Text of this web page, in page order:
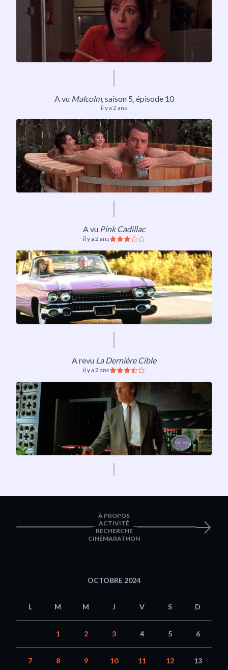
A vu Malcolm,saison 5, épisode 10
il y a 2 ans
A vu Pink Cadillac
il y a 2 ans
A revu La Dernière Cible
il y a 2 ans
À PROPOS
ACTIVITÉ
RECHERCHE
CINÉMARATHON
OCTOBRE 2024
L M M J V S D
1 2 3 4 5 6
7 8 9 10 11 12 13